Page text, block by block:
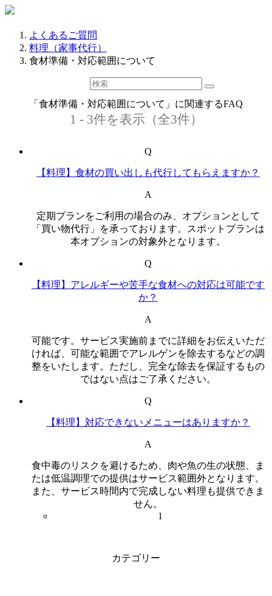
よくあるご質問
料理（家事代行）
食材準備・対応範囲について
「食材準備・対応範囲について」に関連するFAQ
1 - 3件を表示（全3件）
Q
【料理】食材の買い出しも代行してもらえますか？
A
定期プランをご利用の場合のみ、オプションとして
「買い物代行」を承っております。スポットプランは
本オプションの対象外となります。
Q
【料理】アレルギーや苦手な食材への対応は可能です
か？
A
可能です。サービス実施前までに詳細をお伝えいただ
ければ、可能な範囲でアレルゲンを除去するなどの調
整をいたします。ただし、完全な除去を保証するもの
ではない点はご了承ください。
Q
【料理】対応できないメニューはありますか？
A
食中毒のリスクを避けるため、肉や魚の生の状態、ま
たは低温調理での提供はサービス範囲外となります。
また、サービス時間内で完成しない料理も提供できま
せん。
1
カテゴリー